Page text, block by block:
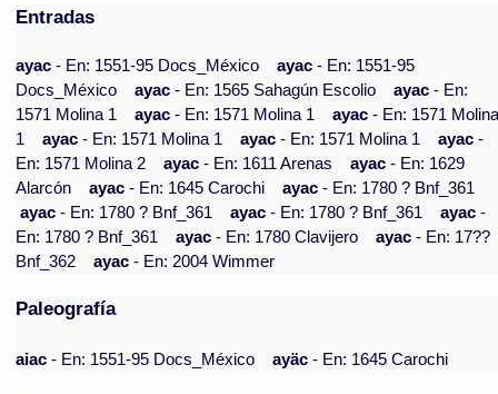
Entradas
ayac- En: 1551-95 Docs_México ayac- En: 1551-95
Docs_México
ayac- En: 1565 Sahagún Escolio ayac- En:
1571 Molina 1
ayac- En: 1571 Molina 1 ayac- En: 1571
1
ayac- En: 1571 Molina 1 ayac- En: 1571 Molina 1 ayac-
En: 1571 Molina 2
ayac- En: 1611 Arenas ayac- En: 1629
Alarcón
ayac- En: 1645 Carochi ayac- En: 1780 ? Bnf_361
ayac- En: 1780 ? Bnf_361 ayac- En: 1780 ? Bnf_361 ayac-
En: 1780 ? Bnf_361
ayac- En: 1780 Clavijero ayac- En: 17??
Bnf_362
ayac- En: 2004 Wimmer
Paleografía
aiac - En: 1551-95 Docs_México ayäc - En: 1645 Carochi